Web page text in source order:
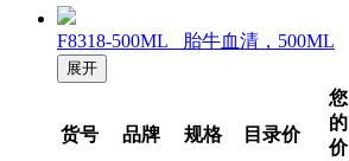
F8318-500ML 胎牛血清，500ML
展开
货号 品牌 规格 目录价
您
的
价